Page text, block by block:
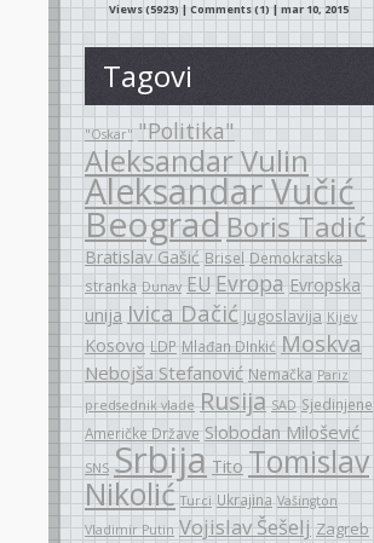
Views (5923)|Comments (1)| mar 10, 2015
Tagovi
"Oskar" "Politika"
Aleksandar Vulin
Aleksandar Vučić
BeogradBoris Tadić
Bratislav Gašić Brisel Demokratska
stranka Dunav EU Evropa Evropska
unija Ivica Dačić Jugoslavija Kijev
Kosovo LDP Mlađan DInkić Moskva
Nebojša Stefanović Nemačka Pariz
predsednik vlade Rusija SAD Sjedinjene
Američke Države Slobodan Milošević
SNS Srbija Tito Tomislav
Nikolić Turci Ukrajina Vašington
Vladimir Putin Vojislav Šešelj Zagreb